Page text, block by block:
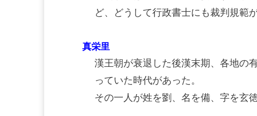
ど、どうして行政書士にも裁判規範
真栄里
漢王朝が衰退した後漢末期、各地の
っていた時代があった。
その一人が姓を劉、名を備、字を玄徳